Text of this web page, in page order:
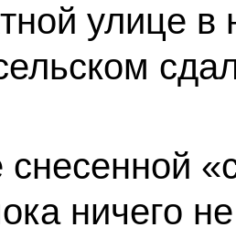
улице
ничего